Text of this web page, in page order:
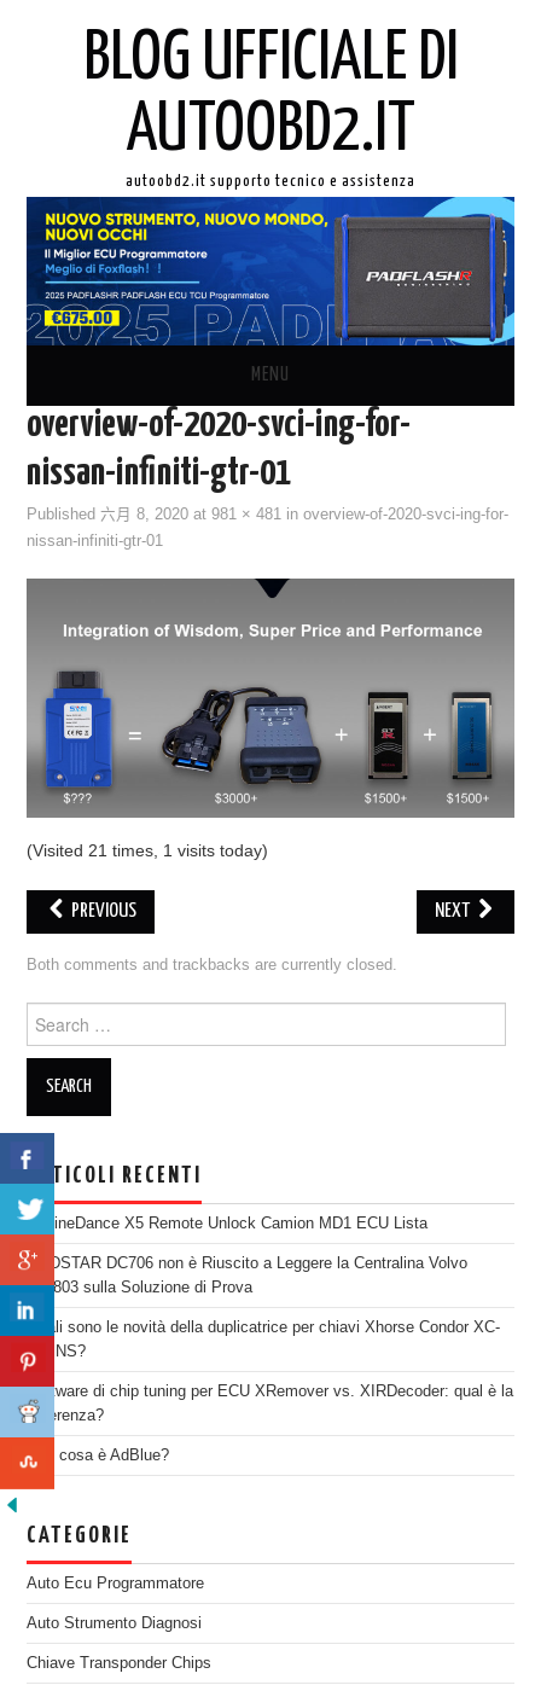
BLOG UFFICIALE DI
AUTOOBD2.IT
autoobd2.it supporto tecnico e assistenza
MENU
ORIGINALE LAUNCH X431
KEY CUTTING MACHINE
ORIGINALE OBDSTAR
ALIENTECH KESS V3
XHORSE VVDI
overview-of-2020-svci-ing-for-
nissan-infiniti-gtr-01
Published六月 8, 2020 at981 × 481 inoverview-of-2020-svci-ing-for-
nissan-infiniti-gtr-01
(Visited 21 times, 1 visits today)
PREVIOUS NEXT
Both comments and trackbacks are currently closed.
Search for:
ARTICOLI RECENTI
EngineDance X5 Remote Unlock Camion MD1 ECU Lista
OBDSTAR DC706 non è Riuscito a Leggere la Centralina Volvo
SID803 sulla Soluzione di Prova
Quali sono le novità della duplicatrice per chiavi Xhorse Condor XC-
TWINS?
Software di chip tuning per ECU XRemover vs. XIRDecoder: qual è la
differenza?
Che cosa è AdBlue?
CATEGORIE
Auto Ecu Programmatore
Auto Strumento Diagnosi
Chiave Transponder Chips